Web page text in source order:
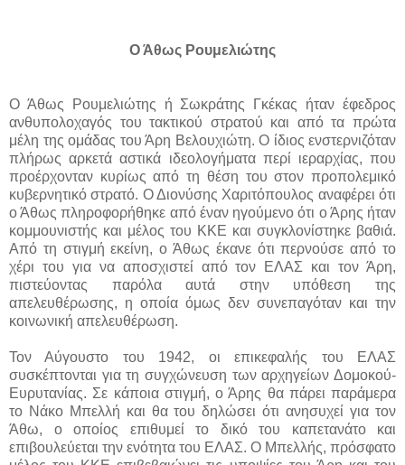
Ο Άθως Ρουμελιώτης
Ο Άθως Ρουμελιώτης ή Σωκράτης Γκέκας ήταν έφεδρος
ανθυπολοχαγός του τακτικού στρατού και από τα πρώτα
μέλη της ομάδας του Άρη Βελουχιώτη. Ο ίδιος ενστερνιζόταν
πλήρως αρκετά αστικά ιδεολογήματα περί ιεραρχίας, που
προέρχονταν κυρίως από τη θέση του στον προπολεμικό
κυβερνητικό στρατό. Ο Διονύσης Χαριτόπουλος αναφέρει ότι
ο Άθως πληροφορήθηκε από έναν ηγούμενο ότι ο Άρης ήταν
κομμουνιστής και μέλος του ΚΚΕ και συγκλονίστηκε βαθιά.
Από τη στιγμή εκείνη, ο Άθως έκανε ότι περνούσε από το
χέρι του για να αποσχιστεί από τον ΕΛΑΣ και τον Άρη,
πιστεύοντας παρόλα αυτά στην υπόθεση της
απελευθέρωσης, η οποία όμως δεν συνεπαγόταν και την
κοινωνική απελευθέρωση.
Τον Αύγουστο του 1942, οι επικεφαλής του ΕΛΑΣ
συσκέπτονται για τη συγχώνευση των αρχηγείων Δομοκού-
Ευρυτανίας. Σε κάποια στιγμή, ο Άρης θα πάρει παράμερα
το Νάκο Μπελλή και θα του δηλώσει ότι ανησυχεί για τον
Άθω, ο οποίος επιθυμεί το δικό του καπετανάτο και
επιβουλεύεται την ενότητα του ΕΛΑΣ. Ο Μπελλής, πρόσφατο